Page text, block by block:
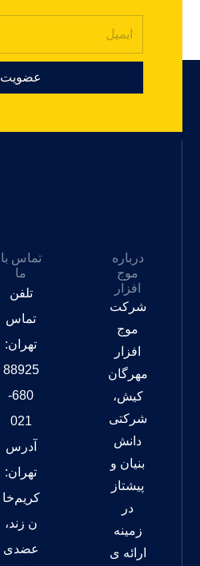
عضویت
درباره
موج
افزار
شرکت
موج
افزار
مهرگان
کیش،
شرکتی
دانش
بنیان و
پیشتاز
در
زمینه
ارائه ی
تماس با
ما
تلفن
تماس
تهران:
88925
680-
021
آدرس
تهران:
کریم‌خا
ن زند،
عضدی